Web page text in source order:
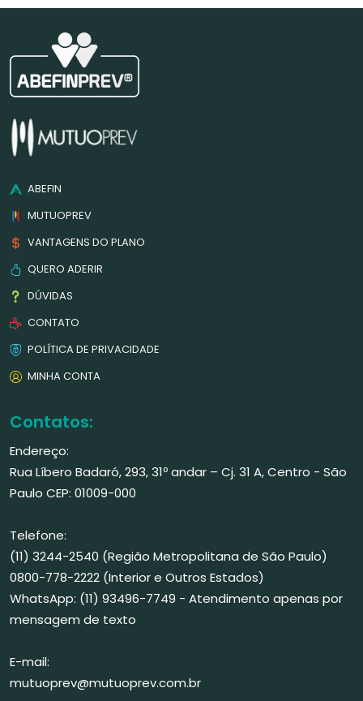
ABEFIN
MUTUOPREV
VANTAGENS DO PLANO
QUERO ADERIR
DÚVIDAS
CONTATO
POLÍTICA DE PRIVACIDADE
MINHA CONTA
Contatos:
Endereço:
Rua Líbero Badaró, 293, 31º andar – Cj. 31 A, Centro - São
Paulo CEP: 01009-000
Telefone:
(11) 3244-2540 (Região Metropolitana de São Paulo)
0800-778-2222 (Interior e Outros Estados)
WhatsApp: (11) 93496-7749 - Atendimento apenas por
mensagem de texto
E-mail:
mutuoprev@mutuoprev.com.br